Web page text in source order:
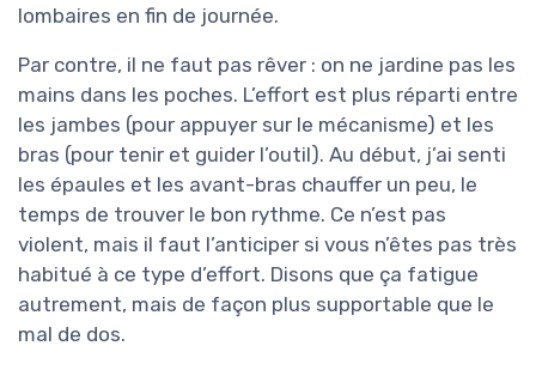
lombaires en fin de journée.
Par contre, il ne faut pas rêver : on ne jardine pas les
mains dans les poches. L’effort est plus réparti entre
les jambes (pour appuyer sur le mécanisme) et les
bras (pour tenir et guider l’outil). Au début, j’ai senti
les épaules et les avant-bras chauffer un peu, le
temps de trouver le bon rythme. Ce n’est pas
violent, mais il faut l’anticiper si vous n’êtes pas très
habitué à ce type d’effort. Disons que ça fatigue
autrement, mais de façon plus supportable que le
mal de dos.